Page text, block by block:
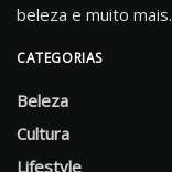
beleza e muito mais.
CATEGORIAS
Beleza
Cultura
Lifestyle